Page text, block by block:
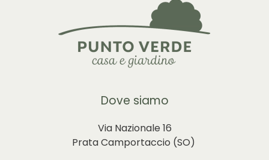
Dove siamo
Via Nazionale 16
Prata Camportaccio (SO)